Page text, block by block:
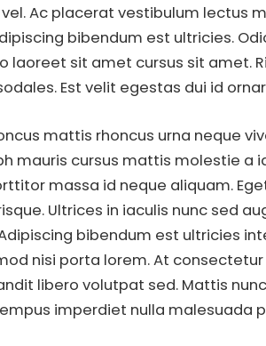
Ac placerat vestibulum lectus
bibendum est ultricies.
laoreet sit amet cursus sit amet.
Est velit egestas dui id
mattis rhoncus urna neque
mauris cursus mattis molestie a
massa id neque aliquam.
Ultrices in iaculis nunc sed
bibendum est ultricies
nisi porta lorem. At
libero volutpat sed. Mattis
imperdiet nulla malesuada